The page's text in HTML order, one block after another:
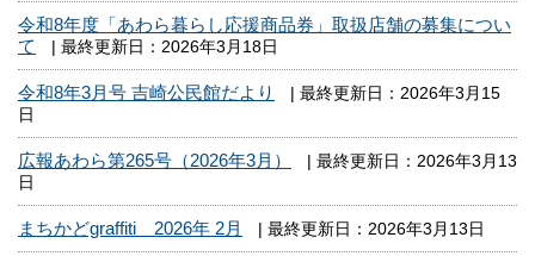
令和8年度「あわら暮らし応援商品券」取扱店舗の募集につい
て
| 最終更新日：2026年3月18日
令和8年3月号 吉崎公民館だより
| 最終更新日：2026年3月15
日
広報あわら第265号（2026年3月）
| 最終更新日：2026年3月13
日
まちかどgraffiti 2026年 2月 | 最終更新日：2026年3月13日